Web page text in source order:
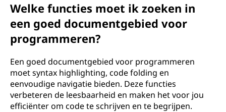
Welke functies moet ik zoeken in
een goed documentgebied voor
programmeren?
Een goed documentgebied voor programmeren
moet syntax highlighting, code folding en
eenvoudige navigatie bieden. Deze functies
verbeteren de leesbaarheid en maken het voor jou
efficiënter om code te schrijven en te begrijpen.